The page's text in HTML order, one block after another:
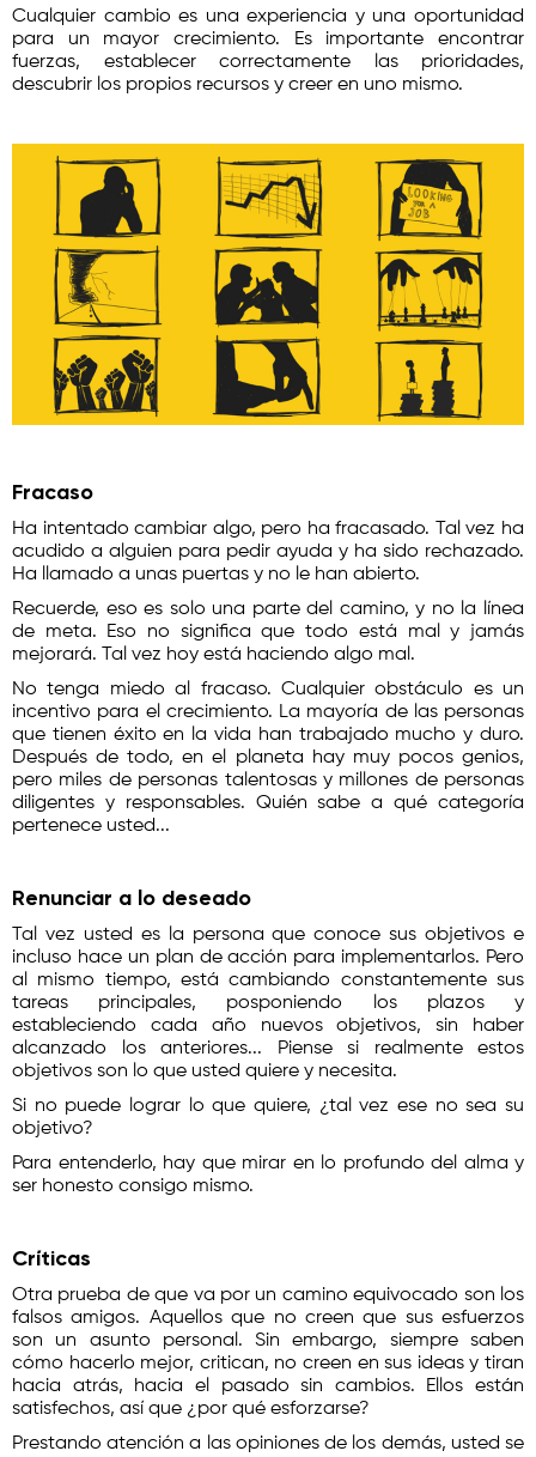
Cualquier cambio es una experiencia y una oportunidad
para un mayor crecimiento. Es importante encontrar
fuerzas, establecer correctamente las prioridades,
descubrir los propios recursos y creer en uno mismo.
Fracaso
Ha intentado cambiar algo, pero ha fracasado. Tal vez ha
acudido a alguien para pedir ayuda y ha sido rechazado.
Ha llamado a unas puertas y no le han abierto.
Recuerde, eso es solo una parte del camino, y no la línea
de meta. Eso no significa que todo está mal y jamás
mejorará. Tal vez hoy está haciendo algo mal.
No tenga miedo al fracaso. Cualquier obstáculo es un
incentivo para el crecimiento. La mayoría de las personas
que tienen éxito en la vida han trabajado mucho y duro.
Después de todo, en el planeta hay muy pocos genios,
pero miles de personas talentosas y millones de personas
diligentes y responsables. Quién sabe a qué categoría
pertenece usted...
Renunciar a lo deseado
Tal vez usted es la persona que conoce sus objetivos e
incluso hace un plan de acción para implementarlos. Pero
al mismo tiempo, está cambiando constantemente sus
tareas principales, posponiendo los plazos y
estableciendo cada año nuevos objetivos, sin haber
alcanzado los anteriores... Piense si realmente estos
objetivos son lo que usted quiere y necesita.
Si no puede lograr lo que quiere, ¿tal vez ese no sea su
objetivo?
Para entenderlo, hay que mirar en lo profundo del alma y
ser honesto consigo mismo.
Críticas
Otra prueba de que va por un camino equivocado son los
falsos amigos. Aquellos que no creen que sus esfuerzos
son un asunto personal. Sin embargo, siempre saben
cómo hacerlo mejor, critican, no creen en sus ideas y tiran
hacia atrás, hacia el pasado sin cambios. Ellos están
satisfechos, así que ¿por qué esforzarse?
Prestando atención a las opiniones de los demás, usted se